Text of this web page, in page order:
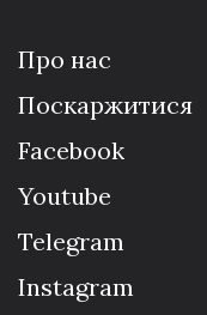
Про нас
Поскаржитися
Facebook
Youtube
Telegram
Instagram